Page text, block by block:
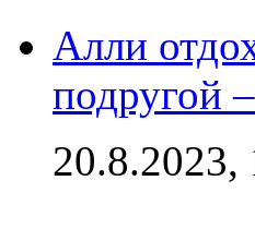
Алли
подругой
20.8.2023,